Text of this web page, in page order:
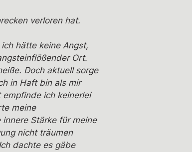
verloren hat.
hätte keine Angst,
Ort.
Doch aktuell sorge
in Haft bin als mir
ich keinerlei
meine
innere Stärke für meine
nicht träumen
dachte es gäbe